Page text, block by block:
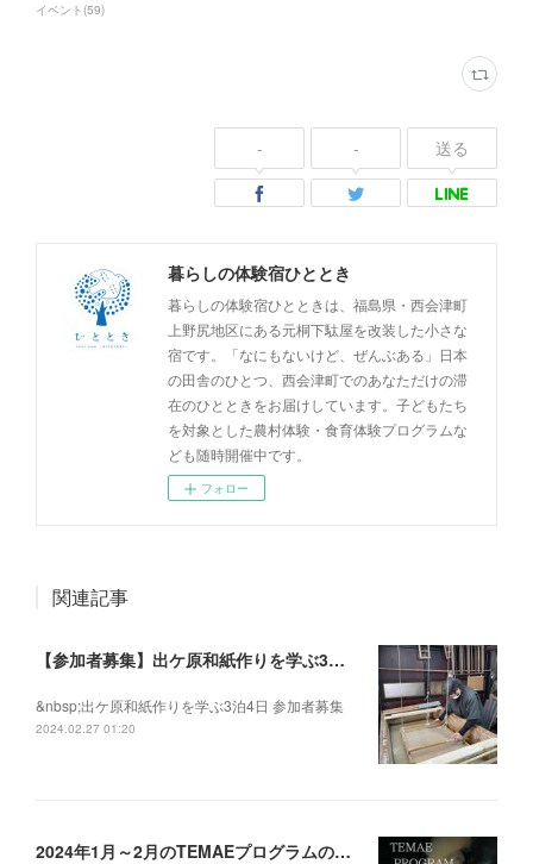
イベント (59)
- - 送る
暮らしの体験宿ひととき
暮らしの体験宿ひとときは、福島県・西会津町
上野尻地区にある元桐下駄屋を改装した小さな
宿です。「なにもないけど、ぜんぶある」日本
の田舎のひとつ、西会津町でのあなただけの滞
在のひとときをお届けしています。子どもたち
を対象とした農村体験・食育体験プログラムな
ども随時開催中です。
フォロー
関連記事
【参加者募集】出ケ原和紙作りを学ぶ3泊4日
&nbsp;出ケ原和紙作りを学ぶ3泊4日 参加者募集
2024.02.27 01:20
2024年1月～2月のTEMAEプログラムの募集を開始いたしました